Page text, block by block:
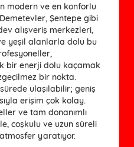
modern ve en konforlu
Şentepe gibi
alışveriş merkezleri,
yeşil alanlarla dolu bu
bir enerji dolu kaçamak
bir nokta.
ulaşılabilir; geniş
erişim çok kolay.
ve tam donanımlı
coşkulu ve uzun süreli
yaratıyor.